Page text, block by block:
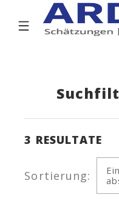
3 RESULTATE
Sortierung: